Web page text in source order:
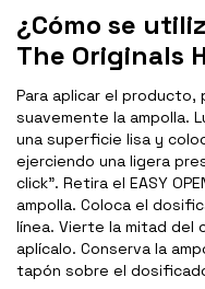
¿Cómo se
The Originals
Para aplicar el producto,
suavemente la ampolla.
una superficie lisa y
ejerciendo una ligera
click". Retira el EASY
ampolla. Coloca el
línea. Vierte la mitad del
aplícalo. Conserva la
tapón sobre el